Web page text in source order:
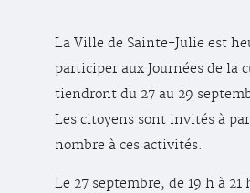
La Ville de Sainte-Julie est
participer aux Journées de la
tiendront du 27 au 29
Les citoyens sont invités à
nombre à ces activités.
Le 27 septembre, de 19 h à